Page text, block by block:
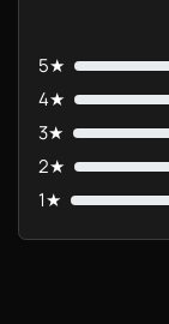
5★
4★
3★
2★
1★